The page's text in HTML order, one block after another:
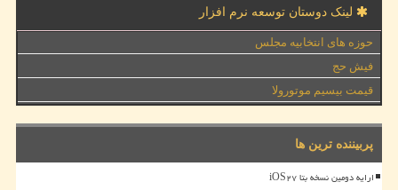
لینک دوستان توسعه نرم افزار
حوزه های انتخابیه مجلس
فیش حج
قیمت بیسیم موتورولا
پربیننده ترین ها
ارایه دومین نسخه بتا iOS۲۷